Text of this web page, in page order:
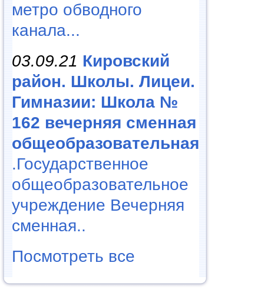
метро обводного
канала...
03.09.21 Кировский
район. Школы. Лицеи.
Гимназии: Школа №
162 вечерняя сменная
общеобразовательная
.Государственное
общеобразовательное
учреждение Вечерняя
сменная..
Посмотреть все